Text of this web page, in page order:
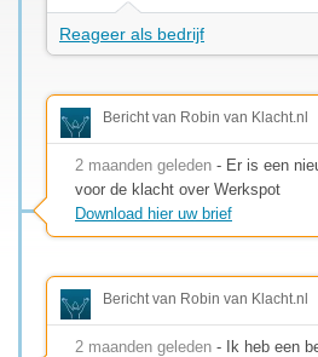
Reageer als bedrijf
Bericht van Robin van Klacht.nl
2 maanden geleden - Er is een
voor de klacht over Werkspot
Download hier uw brief
Bericht van Robin van Klacht.nl
2 maanden geleden - Ik heb een